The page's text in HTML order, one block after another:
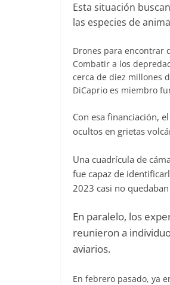
Esta situación
las especies de
Drones para encontrar
Combatir a los
cerca de diez millones
DiCaprio es miembro
Con esa financiación,
ocultos en grietas
Una cuadrícula de
fue capaz de
2023 casi no
En paralelo, los
reunieron a
aviarios.
En febrero pasado, ya